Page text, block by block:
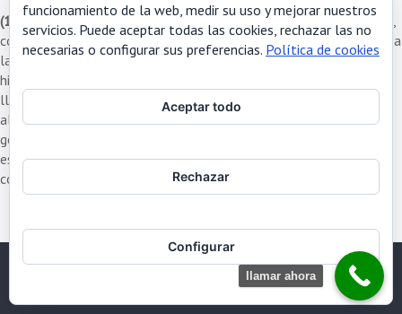
(1)
.- Cuando una corriente eléctrica recorre un conductor metálico,
como en el caso que nos ocupa, y estar este conductor expuesto a
la humedad del rocío nocturno y al aire, (por descomposición del
hidrógeno y del oxígeno) se produce sobre el mismo lo que se
llama
, es decir, que se van depositando sobre el
alambresales mineralesque los animales ingieren, a modo de
golosina, cada vez que lamen el alambre. Convenía aclarar que
este y no otro es el motivo por lo que los sementales resultaron
con la boca quemada.
llamar ahora
funcionamiento de la web, medir su uso y mejorar nuestros
servicios. Puede aceptar todas las cookies, rechazar las no
necesarias o configurar sus preferencias. Política de cookies
Aceptar todo
Rechazar
Configurar